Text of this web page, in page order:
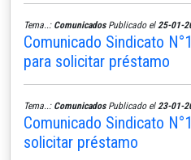
Tema..: ComunicadosPublicado el 25-01-
Comunicado Sindicato
para solicitar préstamo
Tema..: ComunicadosPublicado el 23-01-
Comunicado Sindicato
solicitar préstamo